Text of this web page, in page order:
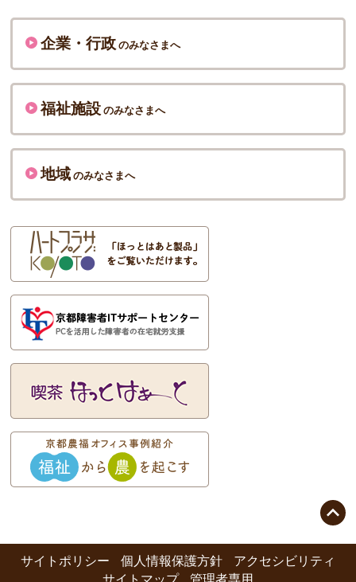
企業・行政のみなさまへ
福祉施設のみなさまへ
地域のみなさまへ

サイトポリシー 個人情報保護方針
アクセシビリティ